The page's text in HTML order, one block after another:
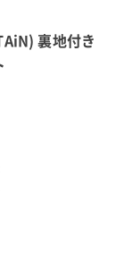
裏地付き